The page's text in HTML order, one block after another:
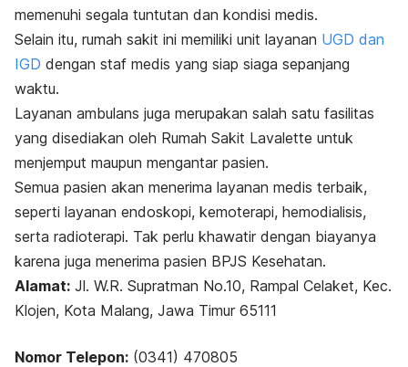
memenuhi segala tuntutan dan kondisi medis.
Selain itu, rumah sakit ini memiliki unit layanan UGD dan
IGD dengan staf medis yang siap siaga sepanjang
waktu.
Layanan ambulans juga merupakan salah satu fasilitas
yang disediakan oleh Rumah Sakit Lavalette untuk
menjemput maupun mengantar pasien.
Semua pasien akan menerima layanan medis terbaik,
seperti layanan endoskopi, kemoterapi, hemodialisis,
serta radioterapi. Tak perlu khawatir dengan biayanya
karena juga menerima pasien BPJS Kesehatan.
Alamat: Jl. W.R. Supratman No.10, Rampal Celaket, Kec.
Klojen, Kota Malang, Jawa Timur 65111
Nomor Telepon: (0341) 470805